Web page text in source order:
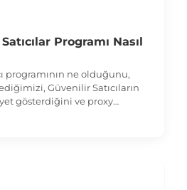
Programı Nasıl
programının ne olduğunu,
Güvenilir Satıcıların
gösterdiğini ve proxy
listelenmek için nasıl